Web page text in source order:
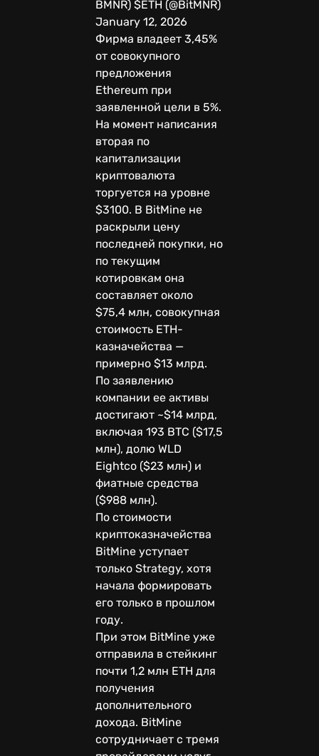
BMNR) $ETH (@BitMNR)
January 12, 2026
Фирма владеет 3,45%
от совокупного
предложения
Ethereum при
заявленной цели в 5%.
На момент написания
вторая по
капитализации
криптовалюта
торгуется на уровне
$3100. В BitMine не
раскрыли цену
последней покупки, но
по текущим
котировкам она
составляет около
$75,4 млн, совокупная
стоимость ETH-
казначейства —
примерно $13 млрд.
По заявлению
компании ее активы
достигают ~$14 млрд,
включая 193 BTC ($17,5
млн), долю WLD
Eightco ($23 млн) и
фиатные средства
($988 млн).
По стоимости
криптоказначейства
BitMine уступает
только Strategy, хотя
начала формировать
его только в прошлом
году.
При этом BitMine уже
отправила в стейкинг
почти 1,2 млн ETH для
получения
дополнительного
дохода. BitMine
сотрудничает с тремя